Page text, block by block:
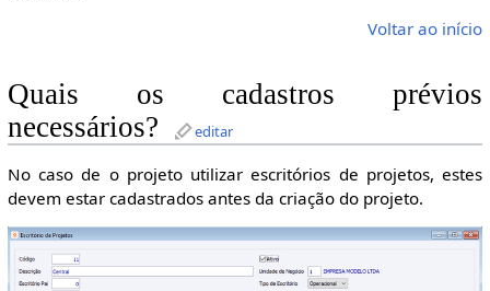
Voltar ao início
Quais os cadastros prévios
necessários?
editar
No caso de o projeto utilizar escritórios de projetos, estes
devem estar cadastrados antes da criação do projeto.